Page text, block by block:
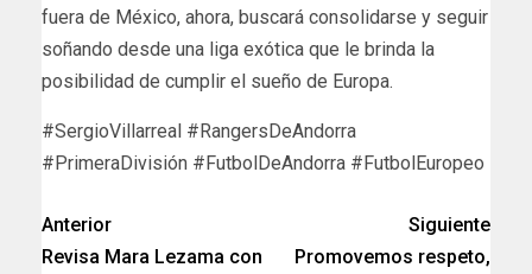
fuera de México, ahora, buscará consolidarse y seguir
soñando desde una liga exótica que le brinda la
posibilidad de cumplir el sueño de Europa.
#SergioVillarreal #RangersDeAndorra
#PrimeraDivisión #FutbolDeAndorra #FutbolEuropeo
Anterior
Revisa Mara Lezama con
Siguiente
Promovemos respeto,